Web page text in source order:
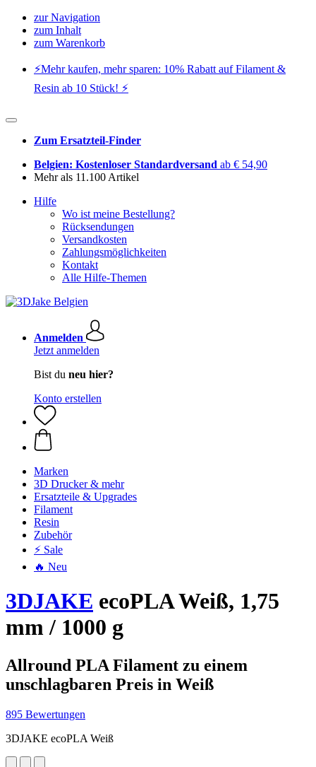
zur Navigation
zum Inhalt
zum Warenkorb
⚡️Mehr kaufen, mehr sparen: 10% Rabatt auf Filament &
Resin ab 10 Stück! ⚡️
Zum Ersatzteil-Finder
Belgien: Kostenloser Standardversand ab € 54,90
Mehr als 11.100 Artikel
Hilfe
Wo ist meine Bestellung?
Rücksendungen
Versandkosten
Zahlungsmöglichkeiten
Kontakt
Alle Hilfe-Themen
Anmelden
Jetzt anmelden
Bist du neu hier?
Konto erstellen
Marken
3D Drucker & mehr
Ersatzteile & Upgrades
Filament
Resin
Zubehör
⚡ Sale
🔥 Neu
3DJAKE ecoPLA Weiß, 1,75
mm / 1000 g
Allround PLA Filament zu einem
unschlagbaren Preis in Weiß
895 Bewertungen
3DJAKE ecoPLA Weiß